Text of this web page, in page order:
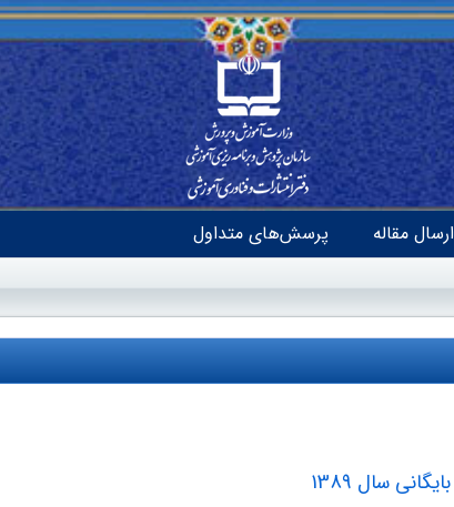
ارسال مقاله پرسش‌های متداول
بایگانی سال 1389